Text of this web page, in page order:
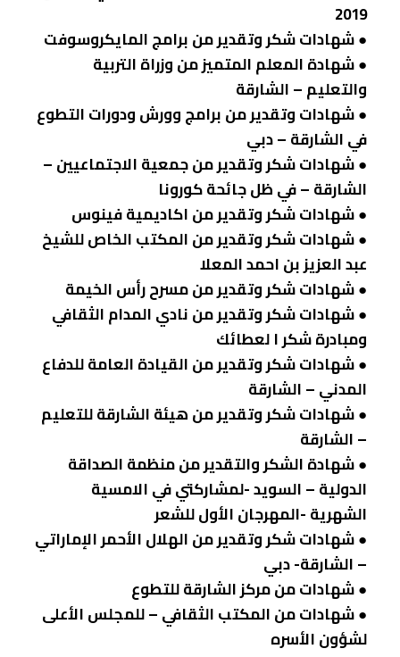
2019
● شهادات شكر وتقدير من برامج المايكروسوفت
● شهادة المعلم المتميز من وزراة التربية
والتعليم – الشارقة
● شهادات وتقدير من برامج وورش ودورات التطوع
في الشارقة – دبي
● شهادات شكر وتقدير من جمعية الاجتماعيين –
الشارقة – في ظل جائحة كورونا
● شهادات شكر وتقدير من اكاديمية فينوس
● شهادات شكر وتقدير من المكتب الخاص للشيخ
عبد العزيز بن احمد المعلا
● شهادات شكر وتقدير من مسرح رأس الخيمة
● شهادات شكر وتقدير من نادي المدام الثقافي
ومبادرة شكر ا لعطائك
● شهادات شكر وتقدير من القيادة العامة للدفاع
المدني – الشارقة
● شهادات شكر وتقدير من هيئة الشارقة للتعليم
– الشارقة
● شهادة الشكر والتقدير من منظمة الصداقة
الدولية – السويد -لمشاركتي في الامسية
الشهرية -المهرجان الأول للشعر
● شهادات شكر وتقدير من الهلال الأحمر الإماراتي
– الشارقة- دبي
● شهادات من مركز الشارقة للتطوع
● شهادات من المكتب الثقافي – للمجلس الأعلى
لشؤون الأسره